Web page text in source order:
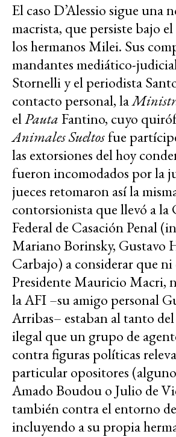
El caso D’Alessio sigue una
macrista, que persiste bajo
los hermanos Milei. Sus
mandantes mediático-
Stornelli y el periodista
contacto personal, la
elPautaFantino, cuyo
Animales Sueltosfue
las extorsiones del hoy
fueron incomodados por la
jueces retomaron así la
contorsionista que llevó a la
Federal de Casación Penal
Mariano Borinsky, Gustavo
Carbajo) a considerar que ni
Presidente Mauricio Macri,
la AFI –su amigo personal
Arribas– estaban al tanto
ilegal que un grupo de
contra figuras políticas
particular opositores
Amado Boudou o Julio de
también contra el entorno
incluyendo a su propia